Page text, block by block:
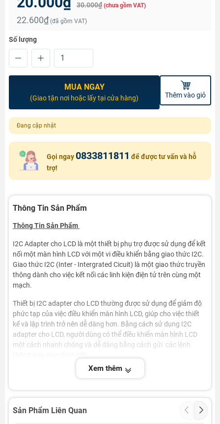
30.000₫ (chưa gồm VAT)
22.600₫ (đã gồm VAT)
Số lượng
MUA NGAY
(Giao tận nơi hoặc lấy tại cửa hàng) Thêm vào giỏ
Đang cập nhật
Gọi ngay 0833811811 để được tư vấn và hỗ
trợ!
Thông Tin Sản Phẩm
Thông Tin Sản Phẩm
I2C Adapter cho LCD là một thiết bị phụ trợ được sử dụng để kết
nối một màn hình LCD với một vi điều khiển bằng giao thức I2C.
Giao thức I2C (Inter - Intergrated Cicuit) là một giao thức truyền
thông dành cho việc kết nối các linh kiện điện tử trên cùng một
mạch.
Thiết bị I2C adapter cho LCD thường được sử dụng để giảm độ
phức tạp của việc điều khiển màn hình LCD, giúp cho việc thiết
kế và lập trình trở nên dễ dàng hơn. Bằng cách sử dụng I2C
adapter cho LCD, người dùng có thể điều khiển màn hình LCD
một cách nhanh chóng và dễ dàng bằng cách gửi các lệnh
Sơ Đồ Đấu Nối Với LCD
Xem thêm
Sản Phẩm Liên Quan